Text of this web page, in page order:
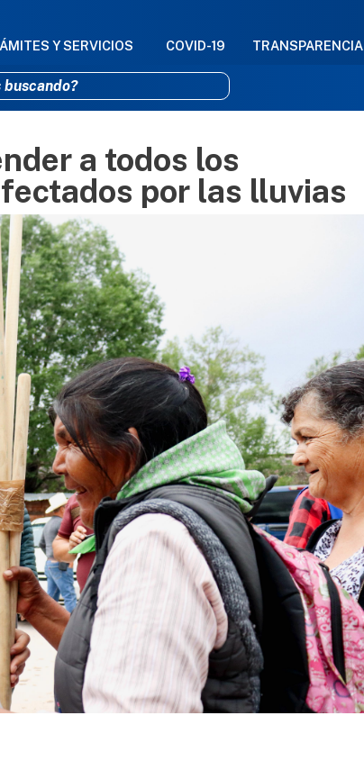
Pasar al contenido principal
PRINCIPAL
Y SERVICIOS COVID-19 TRANSPARENCIA
a todos los
por las lluvias